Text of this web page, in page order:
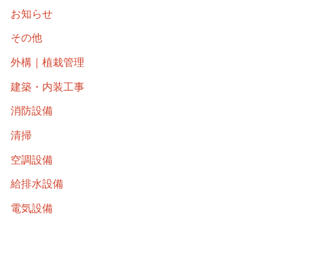
お知らせ
その他
外構｜植栽管理
建築・内装工事
消防設備
清掃
空調設備
給排水設備
電気設備